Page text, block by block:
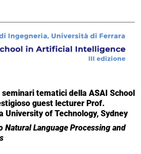
tematici della ASAI School
guest lecturer Prof.
University of Technology, Sydney
Language Processing and